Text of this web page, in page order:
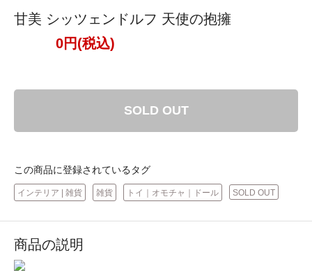
甘美 シッツェンドルフ 天使の抱擁
0円(税込)
SOLD OUT
この商品に登録されているタグ
インテリア | 雑貨 雑貨 トイ｜オモチャ｜ドール SOLD OUT
商品の説明